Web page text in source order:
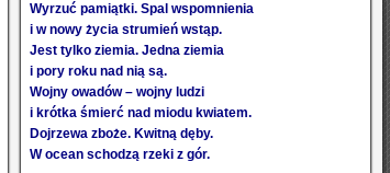
Wyrzuć pamiątki. Spal wspomnienia
i w nowy życia strumień wstąp.
Jest tylko ziemia. Jedna ziemia
i pory roku nad nią są.
Wojny owadów – wojny ludzi
i krótka śmierć nad miodu kwiatem.
Dojrzewa zboże. Kwitną dęby.
W ocean schodzą rzeki z gór.